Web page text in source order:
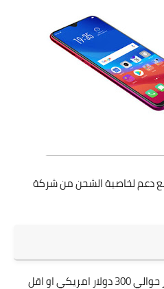
ملي امبير مع دعم لخاصية الشحن من شركة
عالميا بسعر حوالي 300 دولار امريكي او اقل